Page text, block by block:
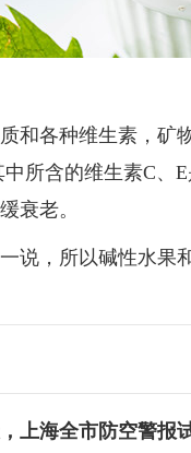
各种维生素，矿
所含的维生素C、
衰老。
，所以碱性水果
上海全市防空警报